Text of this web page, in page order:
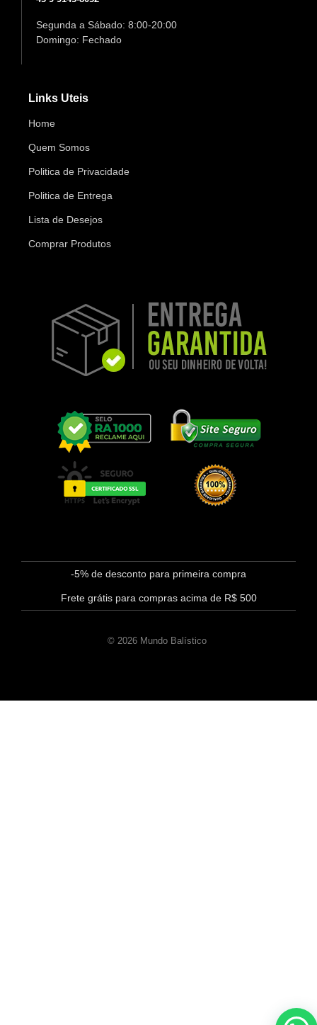
Segunda a Sábado: 8:00-20:00
Domingo: Fechado
Links Uteis
Home
Quem Somos
Politica de Privacidade
Politica de Entrega
Lista de Desejos
Comprar Produtos
-5% de desconto para primeira compra
Frete grátis para compras acima de R$ 500
© 2026 Mundo Balístico